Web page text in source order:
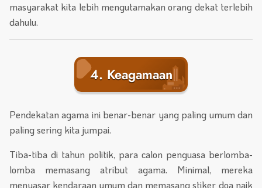
masyarakat kita lebih mengutamakan orang dekat terlebih
dahulu.
4. Keagamaan
Pendekatan agama ini benar-benar yang paling umum dan
paling sering kita jumpai.
Tiba-tiba di tahun politik, para calon penguasa berlomba-
lomba memasang atribut agama. Minimal, mereka
menyasar kendaraan umum dan memasang stiker doa naik